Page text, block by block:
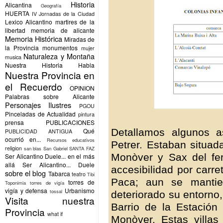
Alicantina Geografía Historia
HUERTA IV Jornadas de la Ciudad
Lexico Alicantino martires de la
libertad
memoria de alicante
Memoria Histórica Miradas de
la Provincia monumentos mujer
musica Naturaleza y Montaña
Nuestra Historia Habla
Nuestra Provincia en
el Recuerdo
OPINION
Palabras sobre Alicante
Personajes Ilustres PGOU
Pinceladas de Actualidad pintura
prensa PUBLICACIONES
PUBLICIDAD ANTIGUA
Qué
ocurrió en...
Recursos educativos
religion san blas San Gabriel SANTA FAZ
Ser Alicantino Duele... en el más
allá
Ser Alicantino... Duele
sobre el blog Tabarca teatro Tibi
Toponimia torres de vigía torres de
vigía y defensa tossal Urbanismo
Visita nuestra
Provincia what if
Detallamos algunos
Petrer. Estaban
Monòver y Sax del
accesibilidad por
Paca; aun se
deteriorado su
Barrio de la
Monòver. Estas